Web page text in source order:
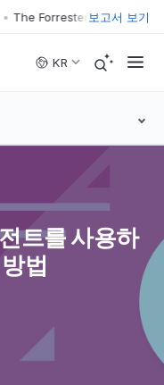
The Forrester Wave™: XDR
보고서 보기
KR
트를 사용하
법